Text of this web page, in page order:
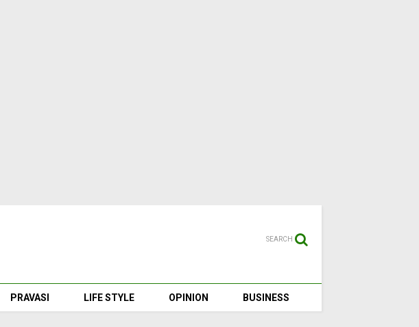
SEARCH
PRAVASI LIFE STYLE OPINION BUSINESS